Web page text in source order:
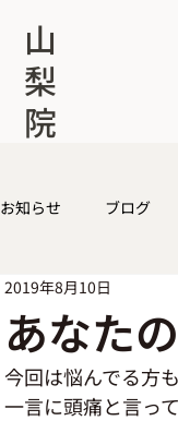
山
梨
院
お知らせ ブログ
あなた
2019年8月10日
今回は悩んでる方
一言に頭痛と言っ